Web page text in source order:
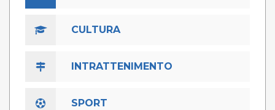
CULTURA
INTRATTENIMENTO
SPORT